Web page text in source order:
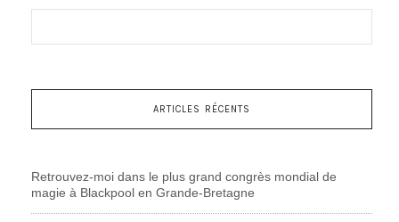
ARTICLES RÉCENTS
Retrouvez-moi dans le plus grand congrès mondial de
magie à Blackpool en Grande-Bretagne